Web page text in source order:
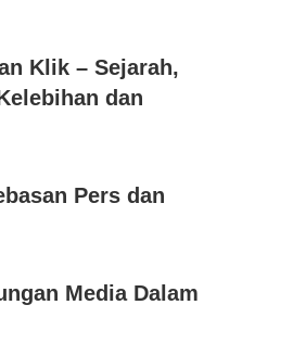
Klik – Sejarah,
dan
Pers dan
Media Dalam